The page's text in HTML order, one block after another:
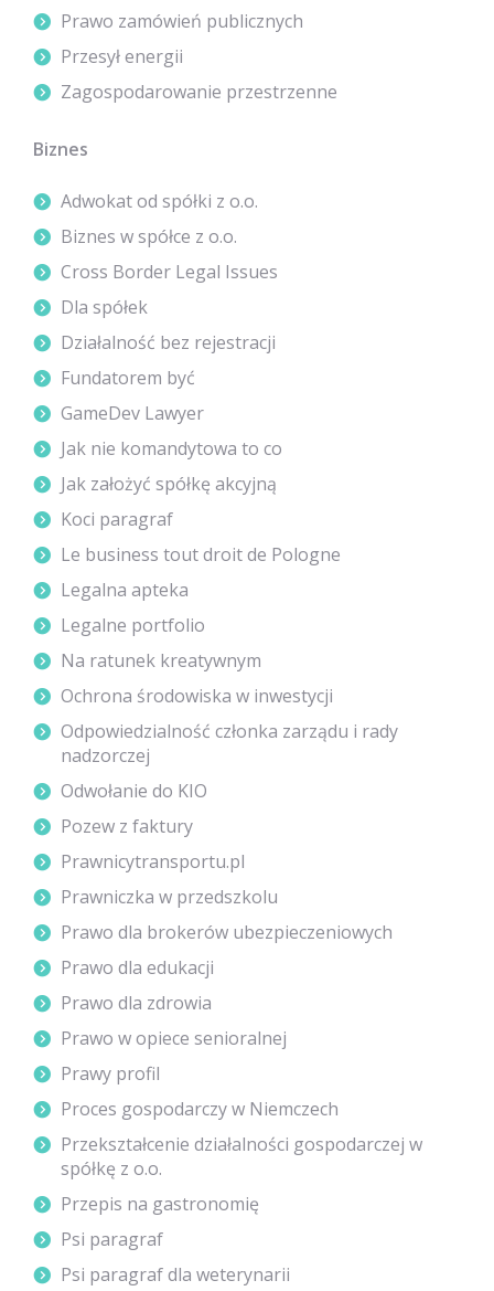
Prawo zamówień publicznych
Przesył energii
Zagospodarowanie przestrzenne
Biznes
Adwokat od spółki z o.o.
Biznes w spółce z o.o.
Cross Border Legal Issues
Dla spółek
Działalność bez rejestracji
Fundatorem być
GameDev Lawyer
Jak nie komandytowa to co
Jak założyć spółkę akcyjną
Koci paragraf
Le business tout droit de Pologne
Legalna apteka
Legalne portfolio
Na ratunek kreatywnym
Ochrona środowiska w inwestycji
Odpowiedzialność członka zarządu i rady
nadzorczej
Odwołanie do KIO
Pozew z faktury
Prawnicytransportu.pl
Prawniczka w przedszkolu
Prawo dla brokerów ubezpieczeniowych
Prawo dla edukacji
Prawo dla zdrowia
Prawo w opiece senioralnej
Prawy profil
Proces gospodarczy w Niemczech
Przekształcenie działalności gospodarczej w
spółkę z o.o.
Przepis na gastronomię
Psi paragraf
Psi paragraf dla weterynarii